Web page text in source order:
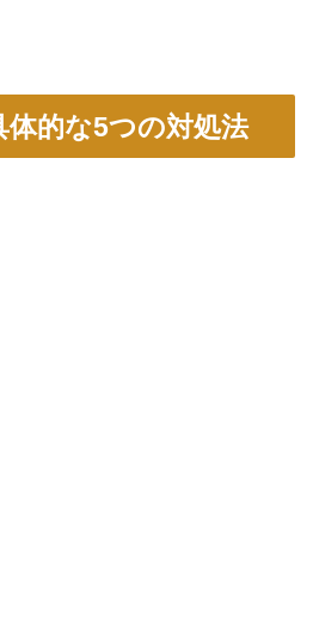
的な5つの対処法